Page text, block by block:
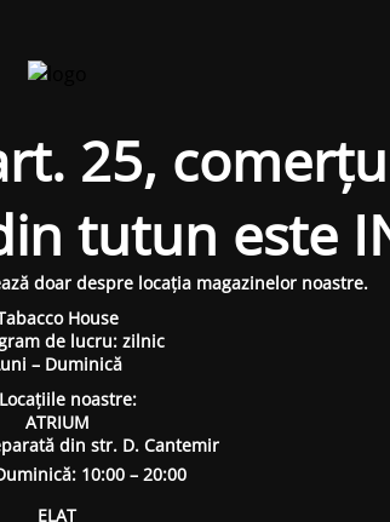
25,
tutun este
doar despre locația magazinelor noastre.
House
de lucru: zilnic
– Duminică
noastre:
ATRIUM
din str. D. Cantemir
10:00 – 20:00
ELAT